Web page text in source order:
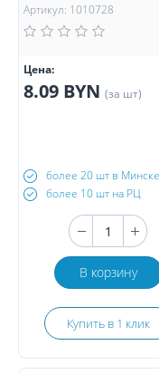
Артикул: 1010728
Цена:
8.09 BYN (за шт)
более 20 шт в Минске
более 10 шт на РЦ
В корзину
Купить в 1 клик